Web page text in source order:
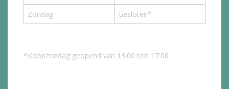
Zondag
Gesloten*
*Koopzondag geopend van 13:00 t/m 17:00